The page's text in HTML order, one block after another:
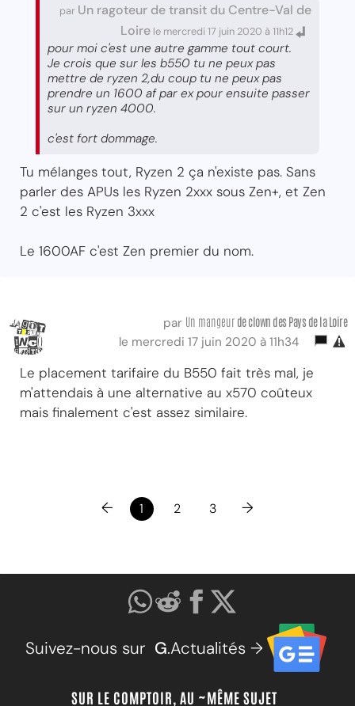
par Un ragoteur de transit du Centre-Val de
Loire le mercredi 17 juin 2020 à 11h12
pour moi c'est une autre gamme tout court.
Je crois que sur les b550 tu ne peux pas
mettre de ryzen 2,du coup tu ne peux pas
prendre un 1600 af par ex pour ensuite passer
sur un ryzen 4000.
c'est fort dommage.
Tu mélanges tout, Ryzen 2 ça n'existe pas. Sans
parler des APUs les Ryzen 2xxx sous Zen+, et Zen
2 c'est les Ryzen 3xxx
Le 1600AF c'est Zen premier du nom.
par Un mangeur de clown des Pays de la Loire
le mercredi 17 juin 2020 à 11h34
Le placement tarifaire du B550 fait très mal, je
m'attendais à une alternative au x570 coûteux
mais finalement c'est assez similaire.
← 1 2 3 →
Suivez-nous sur G.Actualités →
SUR LE COMPTOIR, AU ~MÊME SUJET